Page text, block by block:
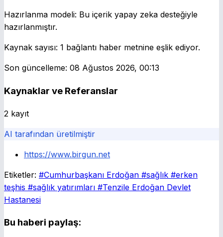
Hazırlanma modeli: Bu içerik yapay zeka desteğiyle
hazırlanmıştır.
Kaynak sayısı: 1 bağlantı haber metnine eşlik ediyor.
Son güncelleme: 08 Ağustos 2026, 00:13
Kaynaklar ve Referanslar
2 kayıt
AI tarafından üretilmiştir
https://www.birgun.net
Etiketler: #Cumhurbaşkanı Erdoğan #sağlık #erken
teşhis #sağlık yatırımları #Tenzile Erdoğan Devlet
Hastanesi
Bu haberi paylaş: